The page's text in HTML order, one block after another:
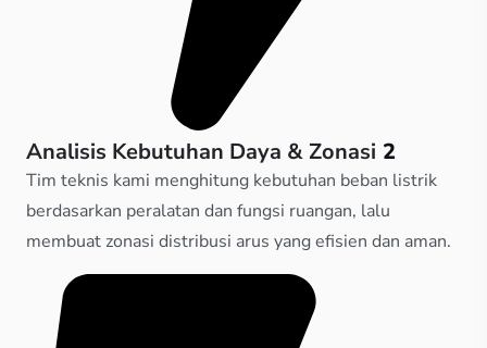
Analisis Kebutuhan Daya & Zonasi 2
Tim teknis kami menghitung kebutuhan beban listrik
berdasarkan peralatan dan fungsi ruangan, lalu
membuat zonasi distribusi arus yang efisien dan aman.